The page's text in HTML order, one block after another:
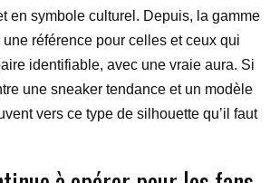
en symbole culturel. Depuis, la gamme
référence pour celles et ceux qui
identifiable, avec une vraie aura. Si
une sneaker tendance et un modèle
vers ce type de silhouette qu’il faut